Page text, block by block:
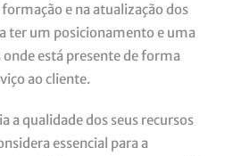
e na atualização dos
ter um posicionamento e uma
está presente de forma
ao cliente.
a qualidade dos seus recursos
essencial para a